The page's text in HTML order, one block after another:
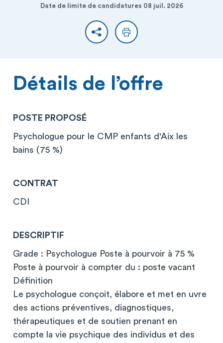
Date de limite de candidatures 08 juil. 2026
PartagerImprimer
Détails de l’offre
POSTE PROPOSÉ
Psychologue pour le CMP enfants d'Aix les
bains (75 %)
CONTRAT
CDI
DESCRIPTIF
Grade : Psychologue Poste à pourvoir à 75 %
Poste à pourvoir à compter du : poste vacant
Définition
Le psychologue conçoit, élabore et met en uvre
des actions préventives, diagnostiques,
thérapeutiques et de soutien prenant en
compte la vie psychique des individus et des